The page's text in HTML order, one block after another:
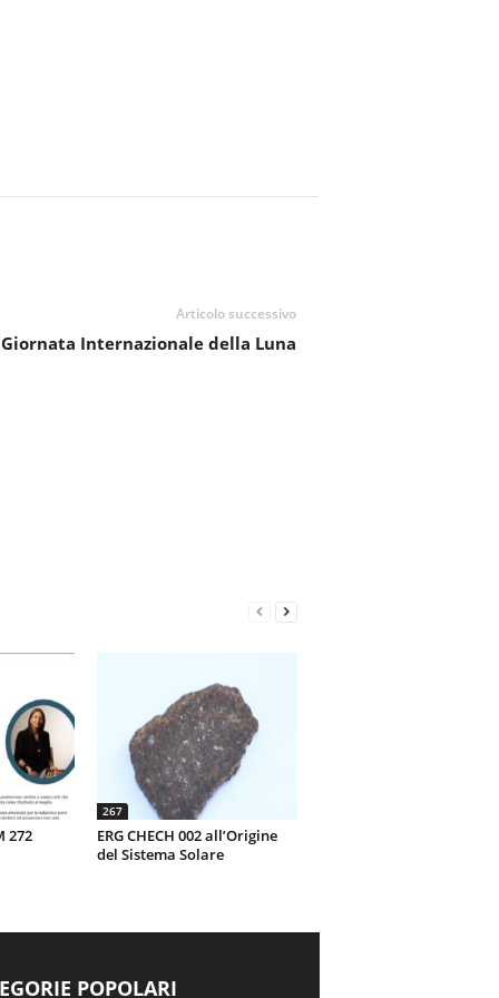
Articolo successivo
Internazionale della Luna
272
267
ERG CHECH 002 all’Origine
del Sistema Solare
POPOLARI